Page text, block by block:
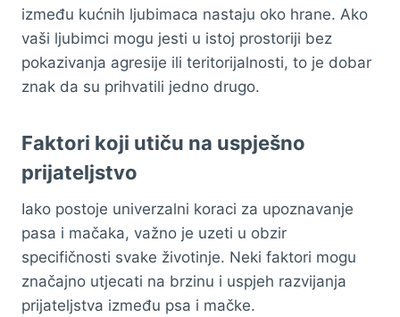
između kućnih ljubimaca nastaju oko hrane. Ako
vaši ljubimci mogu jesti u istoj prostoriji bez
pokazivanja agresije ili teritorijalnosti, to je dobar
znak da su prihvatili jedno drugo.
Faktori koji utiču na uspješno
prijateljstvo
Iako postoje univerzalni koraci za upoznavanje
pasa i mačaka, važno je uzeti u obzir
specifičnosti svake životinje. Neki faktori mogu
značajno utjecati na brzinu i uspjeh razvijanja
prijateljstva između psa i mačke.